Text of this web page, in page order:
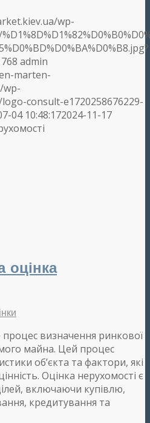
wp-
768 admin
marten-
wp-
consult-e1720258676229-
04 10:48:172024-11-17
оцінка
визначення ринкової
майна. Цей процес
об’єкта та фактори, які
Оцінка нерухомості є
включаючи купівлю,
кредитування та